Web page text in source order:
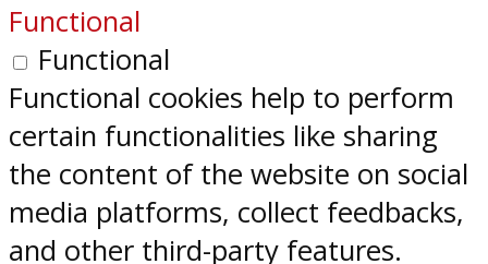
Functional
Functional
Functional cookies help to perform
certain functionalities like sharing
the content of the website on social
media platforms, collect feedbacks,
and other third-party features.